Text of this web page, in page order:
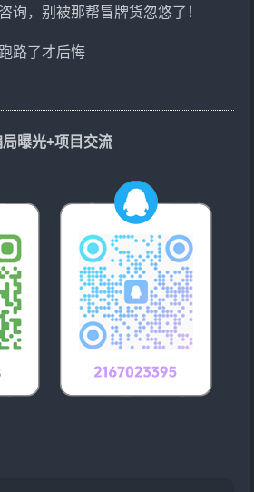
询，别被那帮冒牌货忽悠了！
路了才后悔
曝光+项目交流